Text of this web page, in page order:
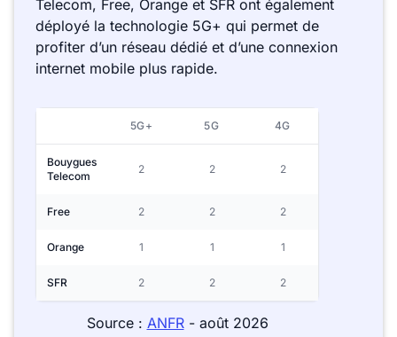
Telecom, Free, Orange et SFR ont également
déployé la technologie 5G+ qui permet de
profiter d’un réseau dédié et d’une connexion
internet mobile plus rapide.
5G+ 5G 4G
Bouygues
Telecom
2 2 2
Free 2 2 2
Orange 1 1 1
SFR 2 2 2
Source : ANFR- août 2026